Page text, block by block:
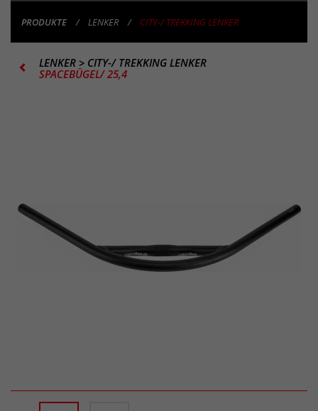
PRODUKTE LENKER CITY-/ TREKKING LENKER
LENKER > CITY-/ TREKKING LENKER
SPACEBÜGEL/ 25,4